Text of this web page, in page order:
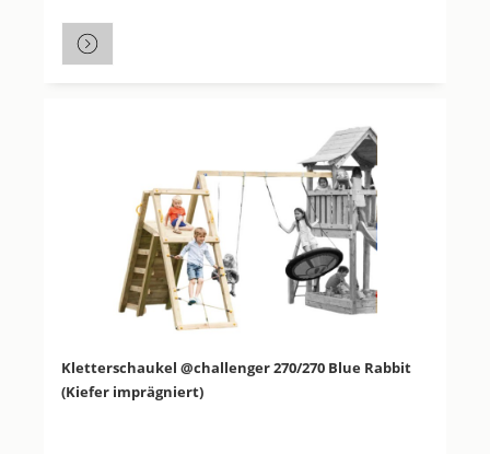
Kletterschaukel @challenger 270/270 Blue Rabbit
(Kiefer imprägniert)